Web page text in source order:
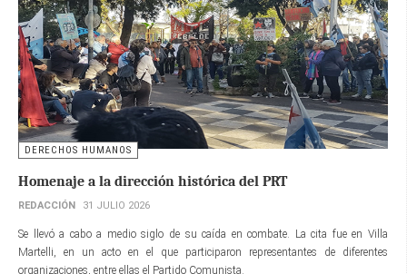
DERECHOS HUMANOS
Homenaje a la dirección histórica del PRT
REDACCIÓN 31 JULIO 2026
Se llevó a cabo a medio siglo de su caída en combate. La cita fue en Villa
Martelli, en un acto en el que participaron representantes de diferentes
organizaciones, entre ellas el Partido Comunista.